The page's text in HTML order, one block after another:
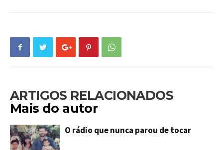
ARTIGOS RELACIONADOS
Mais do autor
O rádio que nunca parou de tocar